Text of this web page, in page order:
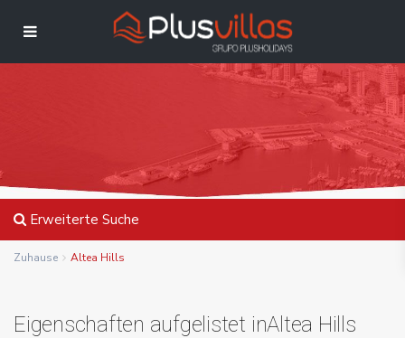
Erweiterte Suche
Zuhause Altea Hills
Eigenschaften aufgelistet inAltea Hills